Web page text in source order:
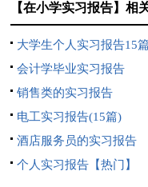
【在小学实习报告】相
大学生个人实习报告15篇
会计学毕业实习报告
销售类的实习报告
电工实习报告(15篇)
酒店服务员的实习报告
个人实习报告【热门】